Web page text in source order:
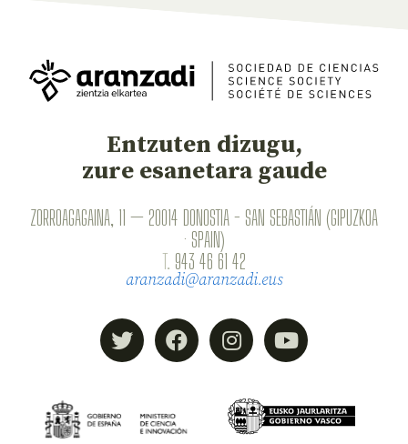
Entzuten dizugu,
zure esanetara gaude
ZORROAGAGAINA, 11 — 20014 DONOSTIA - SAN SEBASTIÁN (GIPUZKOA
· SPAIN)
T. 943 46 61 42
aranzadi@aranzadi.eus